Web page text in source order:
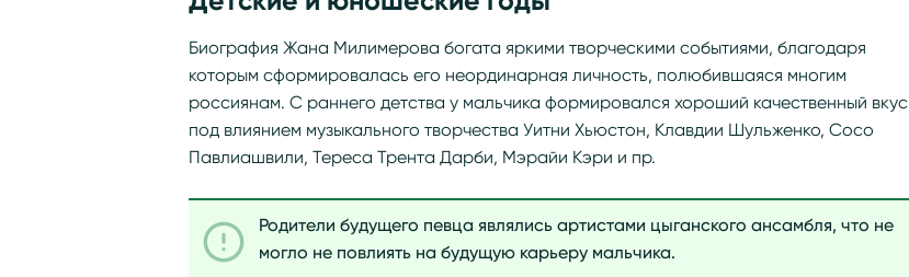
Биография Жана Милимерова богата яркими творческими событиями, благодаря
которым сформировалась его неординарная личность, полюбившаяся многим
россиянам. С раннего детства у мальчика формировался хороший качественный вкус
под влиянием музыкального творчества Уитни Хьюстон, Клавдии Шульженко, Сосо
Павлиашвили, Тереса Трента Дарби, Мэрайи Кэри и пр.
Родители будущего певца являлись артистами цыганского ансамбля, что не
могло не повлиять на будущую карьеру мальчика.